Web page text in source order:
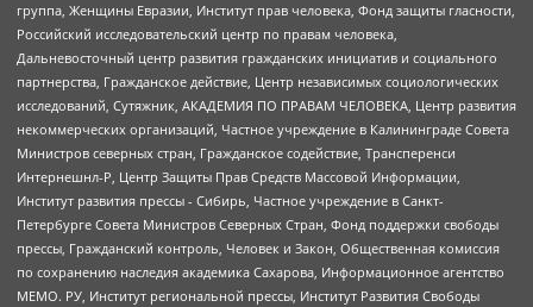
группа, Женщины Евразии, Институт прав человека, Фонд защиты гласности,
Российский исследовательский центр по правам человека,
Дальневосточный центр развития гражданских инициатив и социального
партнерства, Гражданское действие, Центр независимых социологических
исследований, Сутяжник, АКАДЕМИЯ ПО ПРАВАМ ЧЕЛОВЕКА, Центр развития
некоммерческих организаций, Частное учреждение в Калининграде Совета
Министров северных стран, Гражданское содействие, Трансперенси
Интернешнл-Р, Центр Защиты Прав Средств Массовой Информации,
Институт развития прессы - Сибирь, Частное учреждение в Санкт-
Петербурге Совета Министров Северных Стран, Фонд поддержки свободы
прессы, Гражданский контроль, Человек и Закон, Общественная комиссия
по сохранению наследия академика Сахарова, Информационное агентство
МЕМО. РУ, Институт региональной прессы, Институт Развития Свободы